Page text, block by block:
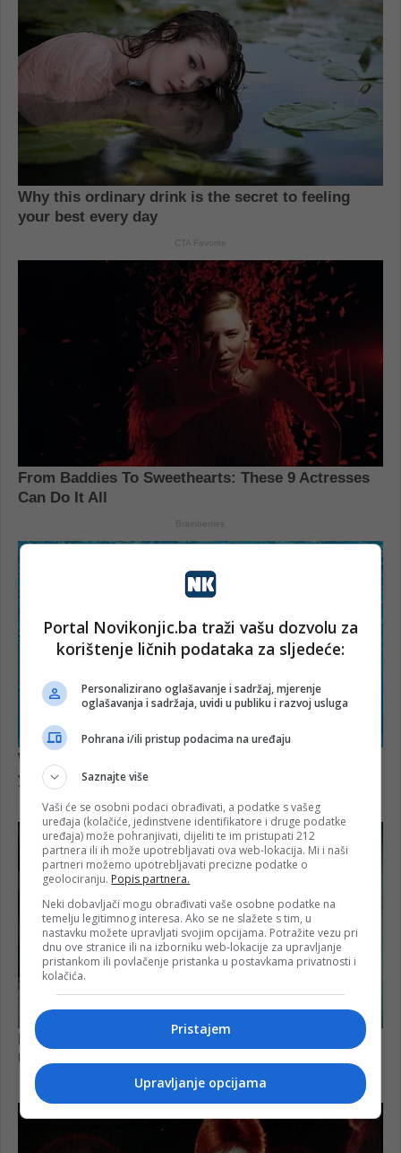
Portal Novikonjic.ba traži vašu dozvolu za
korištenje ličnih podataka za sljedeće:
Personalizirano oglašavanje i sadržaj, mjerenje
oglašavanja i sadržaja, uvidi u publiku i razvoj usluga
Pohrana i/ili pristup podacima na uređaju
Saznajte više
Vaši će se osobni podaci obrađivati, a podatke s vašeg
uređaja (kolačiće, jedinstvene identifikatore i druge podatke
uređaja) može pohranjivati, dijeliti te im pristupati 212
partnera ili ih može upotrebljavati ova web-lokacija. Mi i naši
partneri možemo upotrebljavati precizne podatke o
geolociranju. Popis partnera.
Neki dobavljači mogu obrađivati vaše osobne podatke na
temelju legitimnog interesa. Ako se ne slažete s tim, u
nastavku možete upravljati svojim opcijama. Potražite vezu pri
dnu ove stranice ili na izborniku web-lokacije za upravljanje
pristankom ili povlačenje pristanka u postavkama privatnosti i
kolačića.
Pristajem
Upravljanje opcijama